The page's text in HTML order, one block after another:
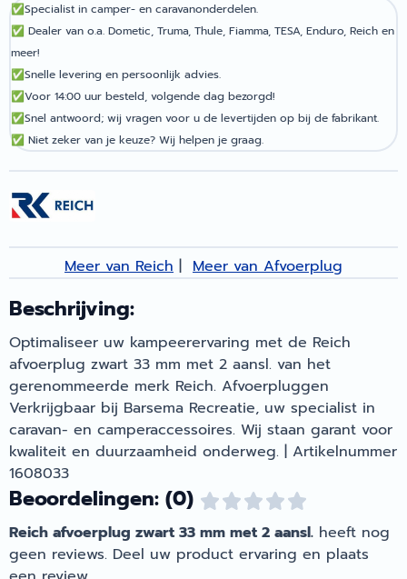
✅Specialist in camper- en caravanonderdelen.
✅ Dealer van o.a. Dometic, Truma, Thule, Fiamma, TESA, Enduro, Reich en
meer!
✅Snelle levering en persoonlijk advies.
✅Voor 14:00 uur besteld, volgende dag bezorgd!
✅Snel antwoord; wij vragen voor u de levertijden op bij de fabrikant.
✅ Niet zeker van je keuze? Wij helpen je graag.
Meer van Reich | Meer van Afvoerplug
Beschrijving:
Optimaliseer uw kampeerervaring met de Reich
afvoerplug zwart 33 mm met 2 aansl. van het
gerenommeerde merk Reich. Afvoerpluggen
Verkrijgbaar bij Barsema Recreatie, uw specialist in
caravan- en camperaccessoires. Wij staan garant voor
kwaliteit en duurzaamheid onderweg. | Artikelnummer
1608033
Beoordelingen: (0)
Reich afvoerplug zwart 33 mm met 2 aansl. heeft nog
geen reviews. Deel uw product ervaring en plaats